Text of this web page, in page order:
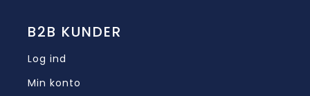
B2B KUNDER
Log ind
Min konto